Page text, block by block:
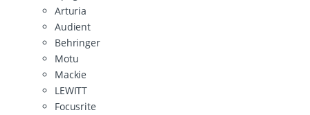
Arturia
Audient
Behringer
Motu
Mackie
LEWITT
Focusrite